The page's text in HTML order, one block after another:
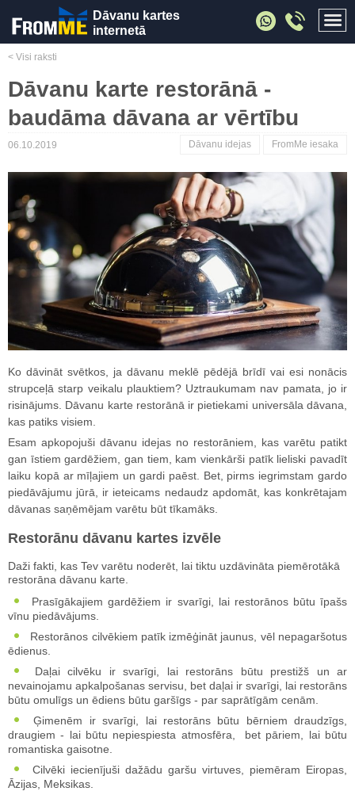
Dāvanu kartes
internetā
< Visi raksti
Dāvanu karte restorānā -
baudāma dāvana ar vērtību
06.10.2019 Dāvanu idejas FromMe iesaka
Ko dāvināt svētkos, ja dāvanu meklē pēdējā brīdī vai esi nonācis
strupceļā starp veikalu plauktiem? Uztraukumam nav pamata, jo ir
risinājums. Dāvanu karte restorānā ir pietiekami universāla dāvana,
kas patiks visiem.
Esam apkopojuši dāvanu idejas no restorāniem, kas varētu patikt
gan īstiem gardēžiem, gan tiem, kam vienkārši patīk lieliski pavadīt
laiku kopā ar mīļajiem un gardi paēst. Bet, pirms iegrimstam gardo
piedāvājumu jūrā, ir ieteicams nedaudz apdomāt, kas konkrētajam
dāvanas saņēmējam varētu būt tīkamāks.
Restorānu dāvanu kartes izvēle
Daži fakti, kas Tev varētu noderēt, lai tiktu uzdāvināta piemērotākā
restorāna dāvanu karte.
Prasīgākajiem gardēžiem ir svarīgi, lai restorānos būtu īpašs
vīnu piedāvājums.
Restorānos cilvēkiem patīk izmēģināt jaunus, vēl nepagaršotus
ēdienus.
Daļai cilvēku ir svarīgi, lai restorāns būtu prestižš un ar
nevainojamu apkalpošanas servisu, bet daļai ir svarīgi, lai restorāns
būtu omulīgs un ēdiens būtu garšīgs - par saprātīgām cenām.
Ģimenēm ir svarīgi, lai restorāns būtu bērniem draudzīgs,
draugiem - lai būtu nepiespiesta atmosfēra, bet pāriem, lai būtu
romantiska gaisotne.
Cilvēki iecienījuši dažādu garšu virtuves, piemēram Eiropas,
Āzijas, Meksikas.